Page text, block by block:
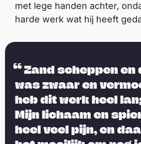
met lege handen achter,
harde werk wat hij heeft
Zand scheppen en
was zwaar en
heb dit werk heel
Mijn lichaam en
heel veel pijn, en